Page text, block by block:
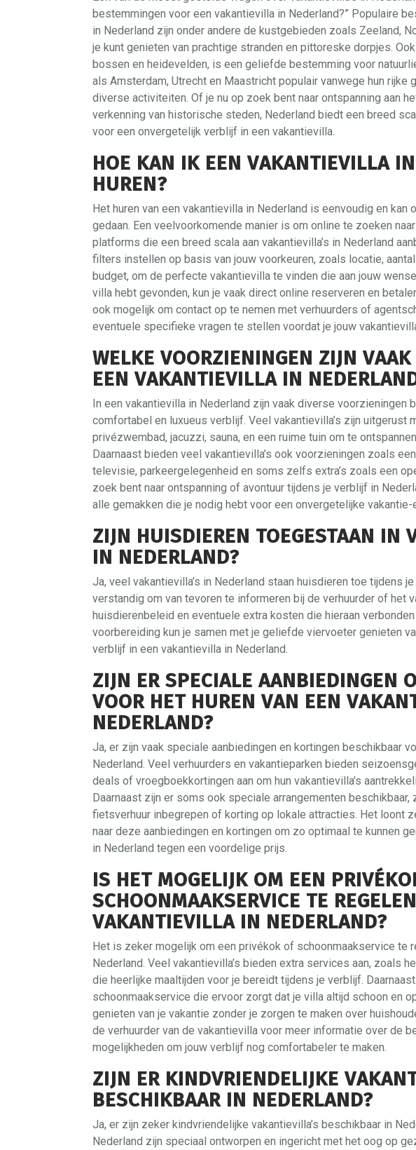
bestemmingen voor een vakantievilla in Nederland?” Populaire
in Nederland zijn onder andere de kustgebieden zoals Zeeland,
je kunt genieten van prachtige stranden en pittoreske dorpjes.
bossen en heidevelden, is een geliefde bestemming voor
als Amsterdam, Utrecht en Maastricht populair vanwege hun rijke
diverse activiteiten. Of je nu op zoek bent naar ontspanning aan
verkenning van historische steden, Nederland biedt een breed
voor een onvergetelijk verblijf in een vakantievilla.
HOE KAN IK EEN VAKANTIEVILLA
HUREN?
Het huren van een vakantievilla in Nederland is eenvoudig en kan
gedaan. Een veelvoorkomende manier is om online te zoeken
platforms die een breed scala aan vakantievilla’s in Nederland
filters instellen op basis van jouw voorkeuren, zoals locatie,
budget, om de perfecte vakantievilla te vinden die aan jouw
villa hebt gevonden, kun je vaak direct online reserveren en
ook mogelijk om contact op te nemen met verhuurders of
eventuele specifieke vragen te stellen voordat je jouw
WELKE VOORZIENINGEN ZIJN
EEN VAKANTIEVILLA IN
In een vakantievilla in Nederland zijn vaak diverse voorzieningen
comfortabel en luxueus verblijf. Veel vakantievilla’s zijn uitgerust
privézwembad, jacuzzi, sauna, en een ruime tuin om te
Daarnaast bieden veel vakantievilla’s ook voorzieningen zoals
televisie, parkeergelegenheid en soms zelfs extra’s zoals een
zoek bent naar ontspanning of avontuur tijdens je verblijf in
alle gemakken die je nodig hebt voor een onvergetelijke vakantie-
ZIJN HUISDIEREN TOEGESTAAN ​​IN
IN NEDERLAND?
Ja, veel vakantievilla’s in Nederland staan huisdieren toe tijdens
verstandig om van tevoren te informeren bij de verhuurder of het
huisdierenbeleid en eventuele extra kosten die hieraan
voorbereiding kun je samen met je geliefde viervoeter genieten
verblijf in een vakantievilla in Nederland.
ZIJN ER SPECIALE AANBIEDINGEN
VOOR HET HUREN VAN EEN
NEDERLAND?
Ja, er zijn vaak speciale aanbiedingen en kortingen beschikbaar
Nederland. Veel verhuurders en vakantieparken bieden
deals of vroegboekkortingen aan om hun vakantievilla’s
Daarnaast zijn er soms ook speciale arrangementen
fietsverhuur inbegrepen of korting op lokale attracties. Het loont
naar deze aanbiedingen en kortingen om zo optimaal te kunnen
in Nederland tegen een voordelige prijs.
IS HET MOGELIJK OM EEN
SCHOONMAAKSERVICE TE
VAKANTIEVILLA IN NEDERLAND?
Het is zeker mogelijk om een privékok of schoonmaakservice te
Nederland. Veel vakantievilla’s bieden extra services aan, zoals
die heerlijke maaltijden voor je bereidt tijdens je verblijf.
schoonmaakservice die ervoor zorgt dat je villa altijd schoon en
genieten van je vakantie zonder je zorgen te maken over
de verhuurder van de vakantievilla voor meer informatie over de
mogelijkheden om jouw verblijf nog comfortabeler te maken.
ZIJN ER KINDVRIENDELIJKE
BESCHIKBAAR IN NEDERLAND?
Ja, er zijn zeker kindvriendelijke vakantievilla’s beschikbaar in
Nederland zijn speciaal ontworpen en ingericht met het oog op